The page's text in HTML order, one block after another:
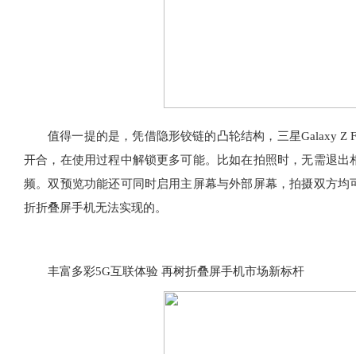
值得一提的是，凭借隐形铰链的凸轮结构，三星Galaxy
开合，在使用过程中解锁更多可能。比如在拍照时，无需退
频。双预览功能还可同时启用主屏幕与外部屏幕，拍摄双方
折折叠屏手机无法实现的。
丰富多彩5G互联体验 再树折叠屏手机市场新标杆